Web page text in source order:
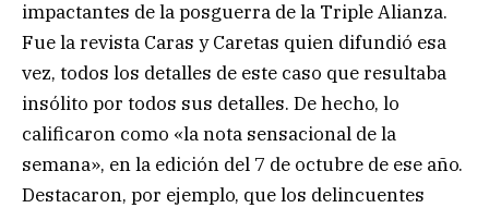
impactantes de la posguerra de la Triple Alianza.
Fue la revista Caras y Caretas quien difundió esa
vez, todos los detalles de este caso que resultaba
insólito por todos sus detalles. De hecho, lo
calificaron como «la nota sensacional de la
semana», en la edición del 7 de octubre de ese año.
Destacaron, por ejemplo, que los delincuentes